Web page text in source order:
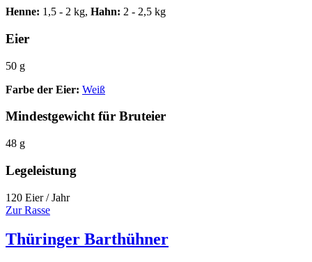
Henne: 1,5 - 2 kg, Hahn: 2 - 2,5 kg
Eier
50 g
Farbe der Eier: Weiß
Mindestgewicht für Bruteier
48 g
Legeleistung
120 Eier / Jahr
Zur Rasse
Thüringer Barthühner